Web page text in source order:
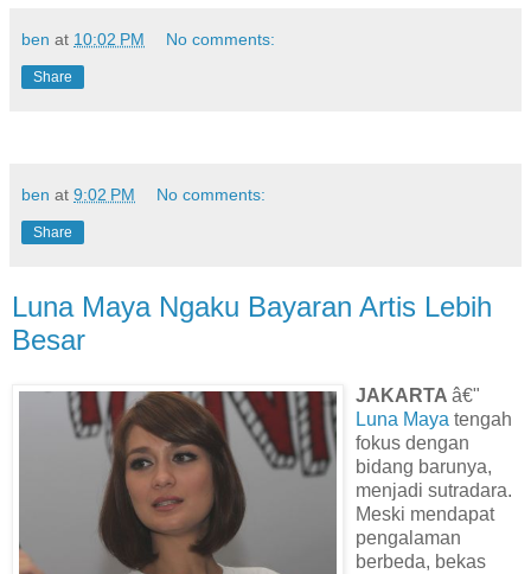
ben at 10:02 PM No comments:
Share
ben at 9:02 PM No comments:
Share
Luna Maya Ngaku Bayaran Artis Lebih
Besar
JAKARTA â€"
Luna Maya tengah
fokus dengan
bidang barunya,
menjadi sutradara.
Meski mendapat
pengalaman
berbeda, bekas